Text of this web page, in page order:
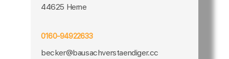
44625 Herne
0160-94922633
becker@bausachverstaendiger.cc